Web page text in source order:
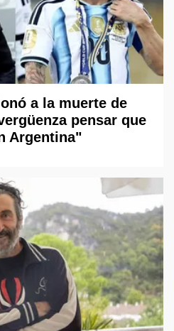
a la muerte de
pensar que
Argentina"